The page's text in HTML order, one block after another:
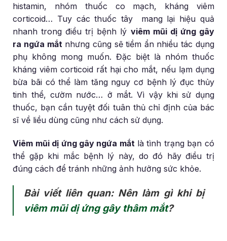
histamin, nhóm thuốc co mạch, kháng viêm
corticoid… Tuy các thuốc tây mang lại hiệu quả
nhanh trong điều trị bệnh lý viêm mũi dị ứng gây
ra ngứa mắt nhưng cũng sẽ tiềm ẩn nhiều tác dụng
phụ không mong muốn. Đặc biệt là nhóm thuốc
kháng viêm corticoid rất hại cho mắt, nếu lạm dụng
bừa bãi có thể làm tăng nguy cơ bệnh lý đục thủy
tinh thể, cườm nước… ở mắt. Vì vậy khi sử dụng
thuốc, bạn cần tuyệt đối tuân thủ chỉ định của bác
sĩ về liều dùng cũng như cách sử dụng.
Viêm mũi dị ứng gây ngứa mắt là tình trạng bạn có
thể gặp khi mắc bệnh lý này, do đó hãy điều trị
đúng cách để tránh những ảnh hưởng sức khỏe.
Bài viết liên quan: Nên làm gì khi bị
viêm mũi dị ứng gây thâm mắt?